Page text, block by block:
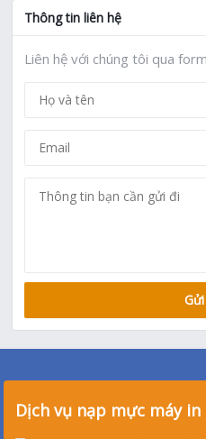
Thông tin liên hệ
Liên hệ với chúng tôi qua
Dịch vụ nạp mực máy